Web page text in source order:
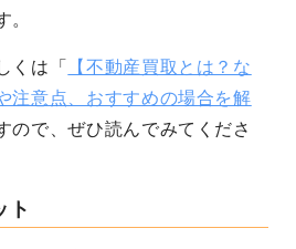
。
くは「
【不動産買取とは？な
注意点、おすすめの場合を解
ので、ぜひ読んでみてくださ
ト